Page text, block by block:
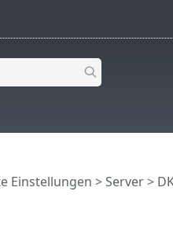
Einstellungen >Server>